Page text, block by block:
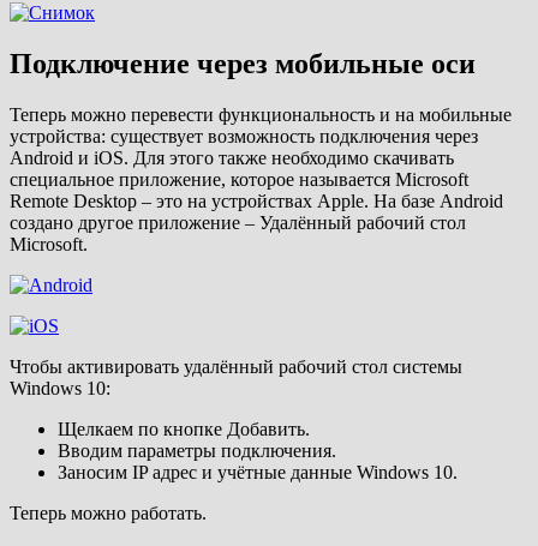
Подключение через мобильные оси
Теперь можно перевести функциональность и на мобильные
устройства: существует возможность подключения через
Android и iOS. Для этого также необходимо скачивать
специальное приложение, которое называется Microsoft
Remote Desktop – это на устройствах Apple. На базе Android
создано другое приложение – Удалённый рабочий стол
Microsoft.
Чтобы активировать удалённый рабочий стол системы
Windows 10:
Щелкаем по кнопке Добавить.
Вводим параметры подключения.
Заносим IP адрес и учётные данные Windows 10.
Теперь можно работать.